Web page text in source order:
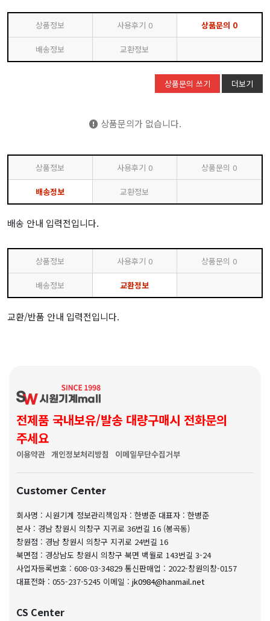
상품정보 사용후기 0 상품문의 0
배송정보 교환정보
상품문의 쓰기 더보기
상품문의가 없습니다.
상품정보 사용후기 0 상품문의 0
배송정보 교환정보
배송 안내 입력전입니다.
상품정보 사용후기 0 상품문의 0
배송정보 교환정보
교환/반품 안내 입력전입니다.
전제품 국내보유/발송 대량구매시 전화문의
주세요
이용약관 개인정보처리방침 이메일무단수집거부
Customer Center
회사명 : 시원기계 정보관리책임자 : 한병준 대표자 : 한병준
본사 : 경남 창원시 의창구 지귀로 36번길 16 (봉곡동)
창원점 : 경남 창원시 의창구 지귀로 24번길 16
북면점 : 경상남도 창원시 의창구 북면 백월로 143번길 3-24
사업자등록번호 : 608-03-34829 통신판매업 : 2022-창원의창-0157
대표전화 : 055-237-5245 이메일 : jk0984@hanmail.net
CS Center